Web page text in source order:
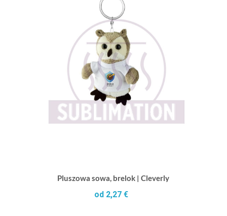
Pluszowa sowa, brelok | Cleverly
od 2,27 €